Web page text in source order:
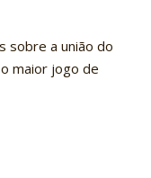
sobre a união do
maior jogo de